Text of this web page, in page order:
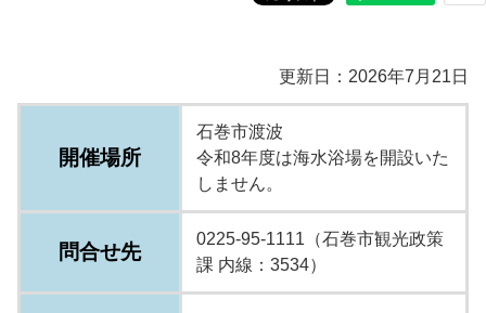
更新日：2026年7月21日
開催場所
石巻市渡波
令和8年度は海水浴場を開設いた
しません。
問合せ先
0225-95-1111（石巻市観光政策
課 内線：3534）